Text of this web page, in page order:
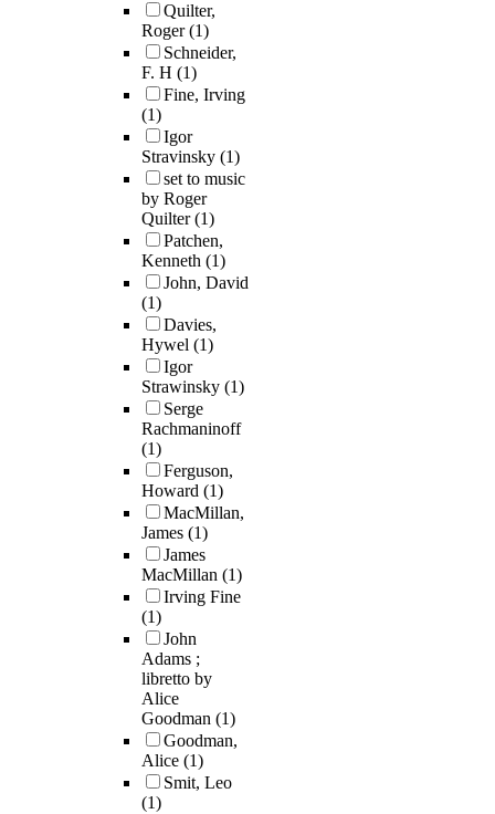
Quilter,
Roger(1)
Schneider,
F. H (1)
Fine, Irving
(1)
Igor
Stravinsky (1)
set to music
by Roger
Quilter(1)
Patchen,
Kenneth (1)
John, David
(1)
Davies,
Hywel (1)
Igor
Strawinsky (1)
Serge
Rachmaninoff
(1)
Ferguson,
Howard (1)
MacMillan,
James (1)
James
MacMillan (1)
Irving Fine
(1)
John
Adams ;
libretto by
Alice
Goodman (1)
Goodman,
Alice (1)
Smit, Leo
(1)